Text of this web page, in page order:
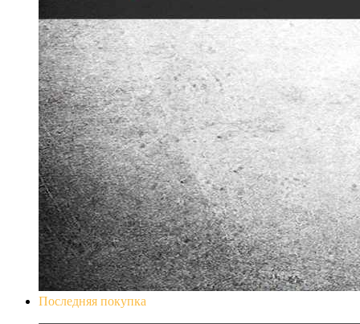
Последняя покупка